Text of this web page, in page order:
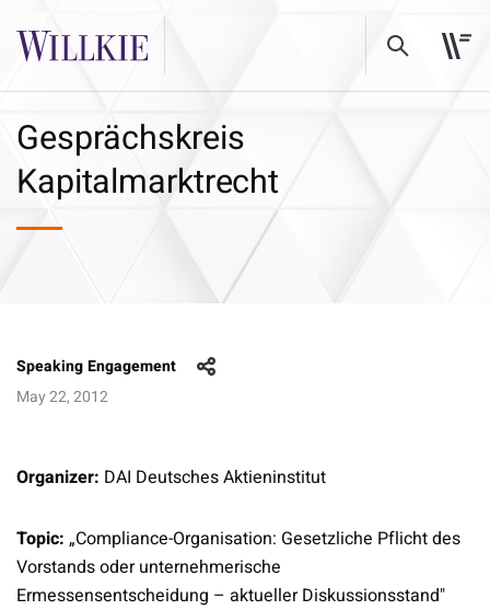
Gesprächskreis
Kapitalmarktrecht
Speaking Engagement
May 22, 2012
Organizer: DAI Deutsches Aktieninstitut
Topic: „Compliance-Organisation: Gesetzliche Pflicht des
Vorstands oder unternehmerische
Ermessensentscheidung – aktueller Diskussionsstand"